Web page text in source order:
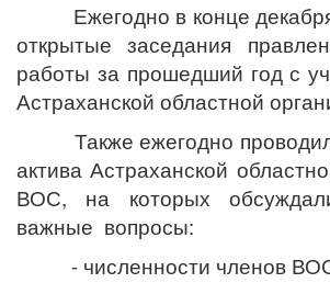
Ежегодно в конце декабря
открытые заседания
работы за прошедший год с
Астраханской областной
Также ежегодно
актива Астраханской
ВОС, на которых
важные вопросы:
- численности членов